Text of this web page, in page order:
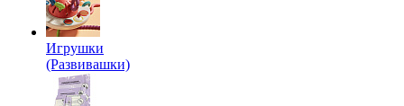
Игрушки
(Развивашки)